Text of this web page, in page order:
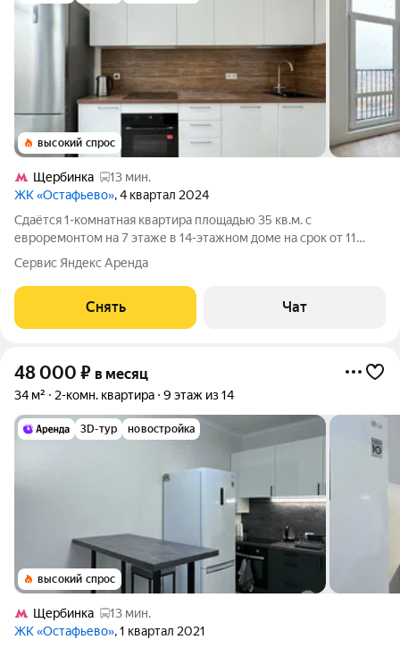
высокий спрос
Щербинка
13 мин.
ЖК «Остафьево», 4 квартал 2024
Сдаётся 1-комнатная квартира площадью 35 кв.м. с
евроремонтом на 7 этаже в 14-этажном доме на срок от 11
месяцев. Из техники есть: Духовой шкаф Стиральная машина
Холодильник Посудомоечная машина Кондиционер Дом -
монолитный, окна выходят во
Сервис Яндекс Аренда
Снять Чат
48 000 ₽ в месяц
34 м² 2-комн. квартира 9 этаж из 14
3D-тур новостройка
высокий спрос
Щербинка
13 мин.
ЖК «Остафьево», 1 квартал 2021